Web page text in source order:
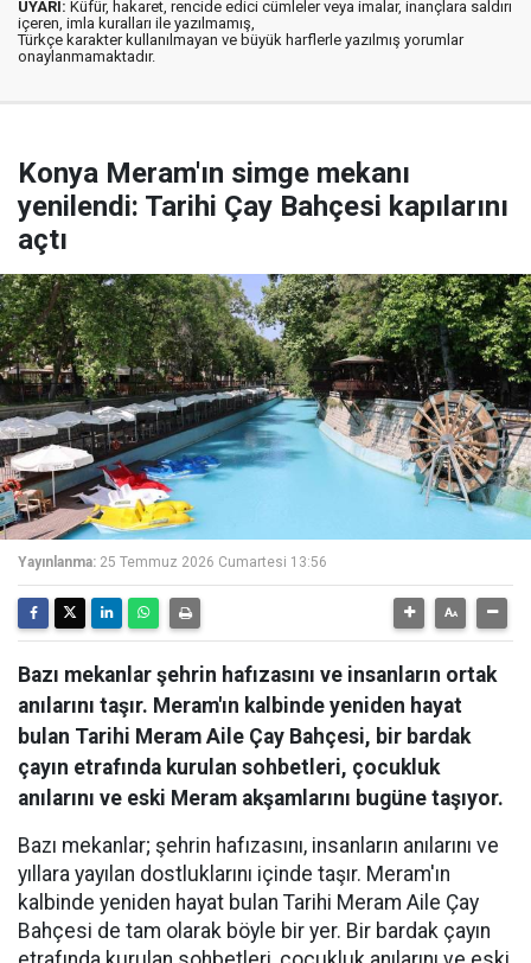
UYARI: Küfür, hakaret, rencide edici cümleler veya imalar, inançlara saldırı
içeren, imla kuralları ile yazılmamış,
Türkçe karakter kullanılmayan ve büyük harflerle yazılmış yorumlar
onaylanmamaktadır.
Konya Meram'ın simge mekanı
yenilendi: Tarihi Çay Bahçesi kapılarını
açtı
Yayınlanma: 25 Temmuz 2026 Cumartesi 13:56
Bazı mekanlar şehrin hafızasını ve insanların ortak
anılarını taşır. Meram'ın kalbinde yeniden hayat
bulan Tarihi Meram Aile Çay Bahçesi, bir bardak
çayın etrafında kurulan sohbetleri, çocukluk
anılarını ve eski Meram akşamlarını bugüne taşıyor.
Bazı mekanlar; şehrin hafızasını, insanların anılarını ve
yıllara yayılan dostluklarını içinde taşır. Meram'ın
kalbinde yeniden hayat bulan Tarihi Meram Aile Çay
Bahçesi de tam olarak böyle bir yer. Bir bardak çayın